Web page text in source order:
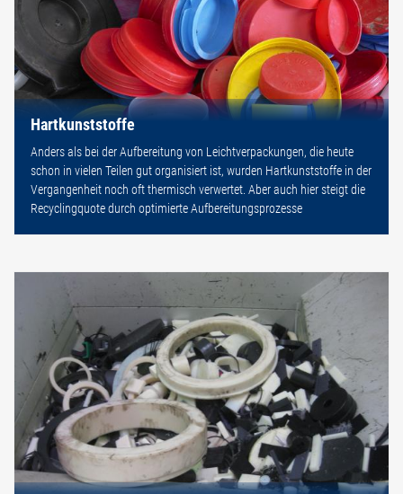
Hartkunststoffe
Anders als bei der Aufbereitung von Leichtverpackungen, die heute
schon in vielen Teilen gut organisiert ist, wurden Hartkunststoffe in der
Vergangenheit noch oft thermisch verwertet. Aber auch hier steigt die
Recyclingquote durch optimierte Aufbereitungsprozesse